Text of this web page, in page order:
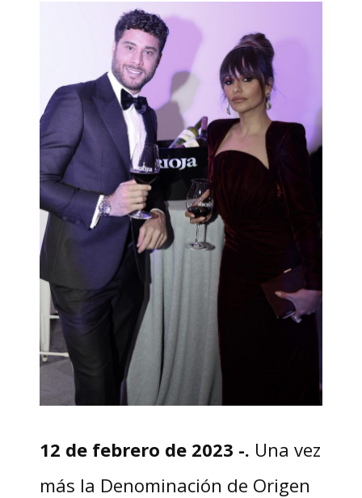
12 de febrero de 2023 -. Una vez
más la Denominación de Origen